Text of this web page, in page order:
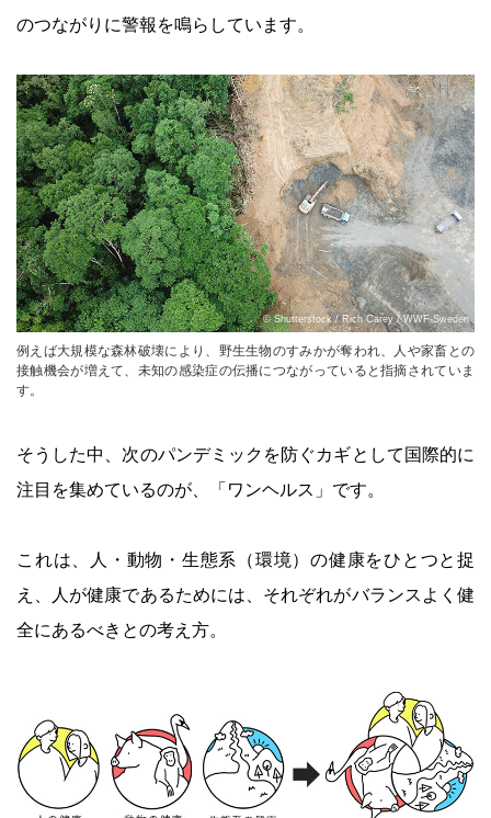
のつながりに警報を鳴らしています。
© Shutterstock / Rich Carey / WWF-Sweden
例えば大規模な森林破壊により、野生生物のすみかが奪われ、人や家畜との
接触機会が増えて、未知の感染症の伝播につながっていると指摘されていま
す。
そうした中、次のパンデミックを防ぐカギとして国際的に
注目を集めているのが、「ワンヘルス」です。
これは、人・動物・生態系（環境）の健康をひとつと捉
え、人が健康であるためには、それぞれがバランスよく健
全にあるべきとの考え方。